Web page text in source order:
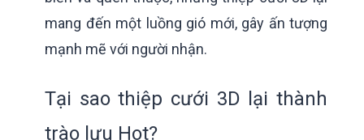
mang đến một luồng gió mới, gây ấn tượng
mạnh mẽ với người nhận.
Tại sao thiệp cưới 3D lại thành
trào lưu Hot?